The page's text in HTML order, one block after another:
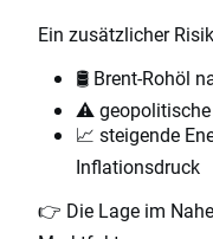
Ein zusätzlicher
🛢️ Brent-Rohöl
⚠️ geopolitische
📈 steigende
Inflationsdruck
👉 Die Lage im